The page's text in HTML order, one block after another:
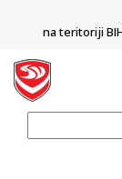
na teritoriji